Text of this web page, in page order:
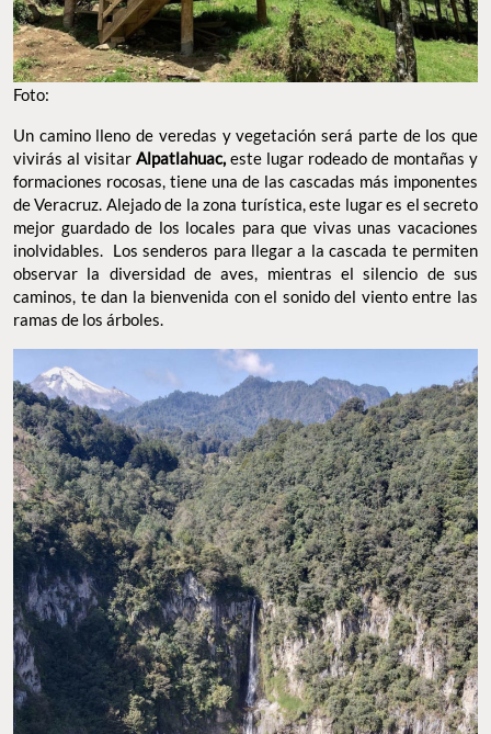
Foto:
Un camino lleno de veredas y vegetación será parte de los que
vivirás al visitar Alpatlahuac, este lugar rodeado de montañas y
formaciones rocosas, tiene una de las cascadas más imponentes
de Veracruz. Alejado de la zona turística, este lugar es el secreto
mejor guardado de los locales para que vivas unas vacaciones
inolvidables. Los senderos para llegar a la cascada te permiten
observar la diversidad de aves, mientras el silencio de sus
caminos, te dan la bienvenida con el sonido del viento entre las
ramas de los árboles.